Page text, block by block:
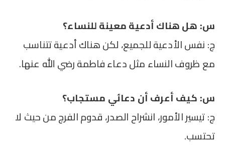
س: هل هناك أدعية معينة للنساء؟
ج: نفس الأدعية للجميع، لكن هناك أدعية تتناسب
مع ظروف النساء مثل دعاء فاطمة رضي الله عنها.
س: كيف أعرف أن دعائي مستجاب؟
ج: تيسير الأمور، انشراح الصدر، قدوم الفرج من حيث لا
تحتسب.